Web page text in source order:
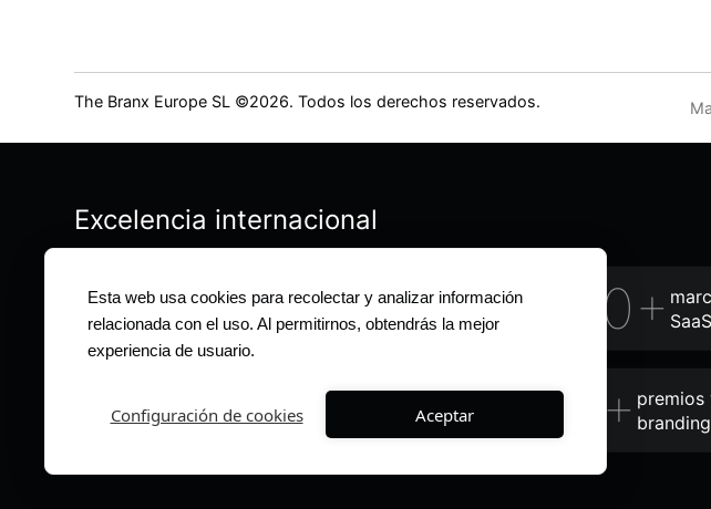
The Branx Europe SL ©2026. Todos los derechos reservados.
Excelencia internacional
5.0puntuación media en Clutch y G2 120+
+20de países: USA, Canadá, RU & UE 12+ premios
branding
Esta web usa cookies para recolectar y analizar información
relacionada con el uso. Al permitirnos, obtendrás la mejor
experiencia de usuario.
Configuración de cookies Aceptar